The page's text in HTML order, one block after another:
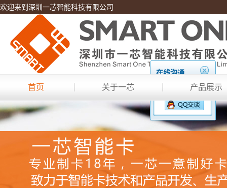
欢迎来到深圳一芯智能科技有限公司
首页 关于一芯 产品展示
在线沟通